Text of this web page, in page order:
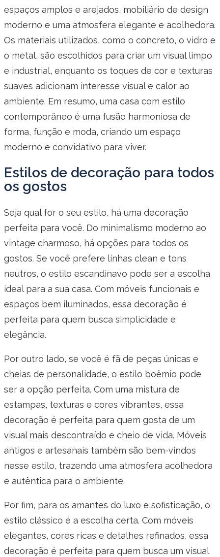
espaços amplos e arejados, mobiliário de design
moderno e uma atmosfera elegante e acolhedora.
Os materiais utilizados, como o concreto, o vidro e
o metal, são escolhidos para criar um visual limpo
e industrial, enquanto os toques de cor e texturas
suaves adicionam interesse visual e calor ao
ambiente. Em resumo, uma casa com estilo
contemporâneo é uma fusão harmoniosa de
forma, função e moda, criando um espaço
moderno e convidativo para viver.
Estilos de decoração para todos
os gostos
Seja qual for o seu estilo, há uma decoração
perfeita para você. Do minimalismo moderno ao
vintage charmoso, há opções para todos os
gostos. Se você prefere linhas clean e tons
neutros, o estilo escandinavo pode ser a escolha
ideal para a sua casa. Com móveis funcionais e
espaços bem iluminados, essa decoração é
perfeita para quem busca simplicidade e
elegância.
Por outro lado, se você é fã de peças únicas e
cheias de personalidade, o estilo boêmio pode
ser a opção perfeita. Com uma mistura de
estampas, texturas e cores vibrantes, essa
decoração é perfeita para quem gosta de um
visual mais descontraído e cheio de vida. Móveis
antigos e artesanais também são bem-vindos
nesse estilo, trazendo uma atmosfera acolhedora
e autêntica para o ambiente.
Por fim, para os amantes do luxo e sofisticação, o
estilo clássico é a escolha certa. Com móveis
elegantes, cores ricas e detalhes refinados, essa
decoração é perfeita para quem busca um visual